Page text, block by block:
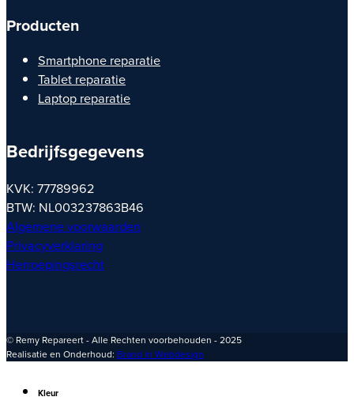
Producten
Smartphone reparatie
Tablet reparatie
Laptop reparatie
Bedrijfsgegevens
KVK: 77789962
BTW: NL003237863B46
Algemene voorwaarden
Privacyverklaring
Herroepingsrecht
© Remy Repareert - Alle Rechten voorbehouden - 2025
Realisatie en Onderhoud: Brand in Webdesign
Kleur